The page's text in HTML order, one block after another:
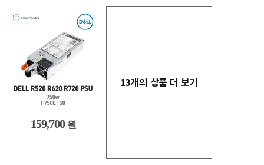
159,700 원
13개의 상품 더 보기